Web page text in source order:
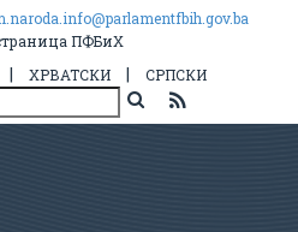
ПФБиХ
| ХРВАТСКИ | СРПСКИ